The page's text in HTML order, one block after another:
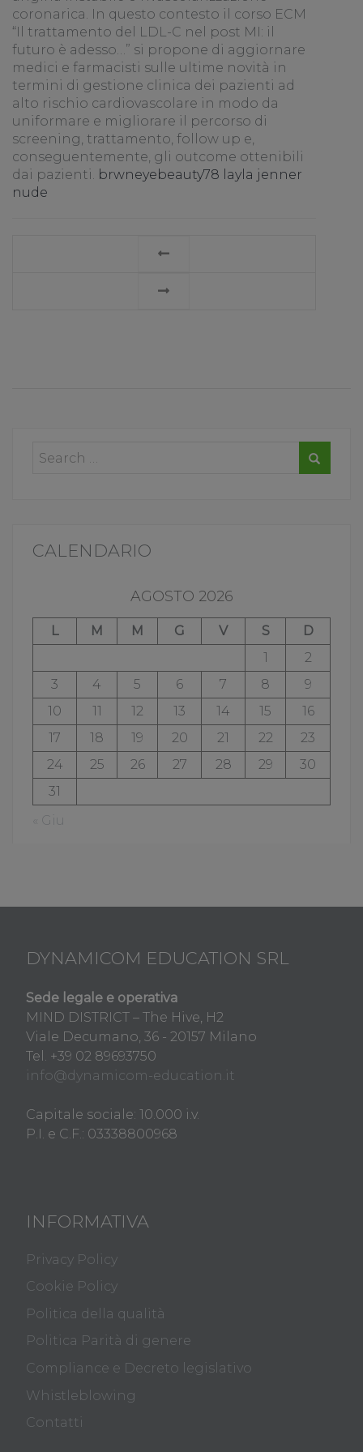
coronarica. In questo contesto il corso ECM
“Il trattamento del LDL-C nel post MI: il
futuro è adesso…” si propone di aggiornare
medici e farmacisti sulle ultime novità in
termini di gestione clinica dei pazienti ad
alto rischio cardiovascolare in modo da
uniformare e migliorare il percorso di
screening, trattamento, follow up e,
conseguentemente, gli outcome ottenibili
dai pazienti. brwneyebeauty78 layla jenner
nude
CALENDARIO
AGOSTO 2026
L M M G V S
D
1
2
3
4 5 6 7 8
9
10
11 12 13 14 15
16
17
18 19 20 21 22
23
24
25 26 27 28 29
30
31
« Giu
DYNAMICOM EDUCATION SRL
Sede legale e operativa
MIND DISTRICT – The Hive, H2
Viale Decumano, 36 - 20157 Milano
Tel. +39 02 89693750
info@dynamicom-education.it
Capitale sociale: 10.000 i.v.
P.I. e C.F.: 03338800968
INFORMATIVA
Privacy Policy
Cookie Policy
Politica della qualità
Politica Parità di genere
Compliance e Decreto legislativo
Whistleblowing
Contatti